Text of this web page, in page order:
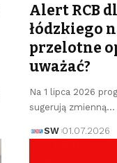
Alert RCB
łódzkiego
przelotne
uważać?
Na 1 lipca 2026
sugerują zmienną…
SW 01.07.2026